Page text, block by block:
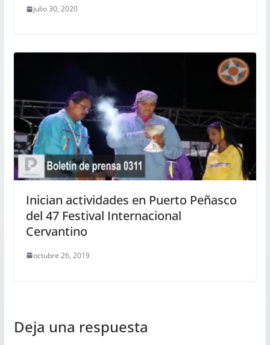
julio 30, 2020
Inician actividades en Puerto Peñasco
del 47 Festival Internacional
Cervantino
octubre 26, 2019
Deja una respuesta